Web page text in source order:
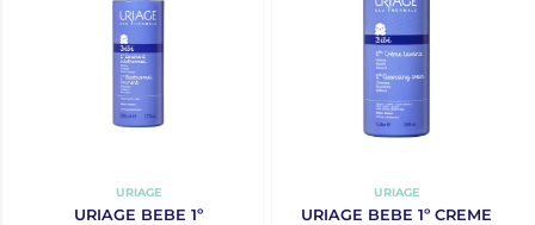
URIAGE
URIAGE BEBE 1º
URIAGE
URIAGE BEBE 1º CREME